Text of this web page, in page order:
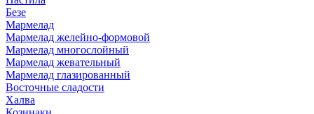
Безе
Мармелад
Мармелад желейно-формовой
Мармелад многослойный
Мармелад жевательный
Мармелад глазированный
Восточные сладости
Халва